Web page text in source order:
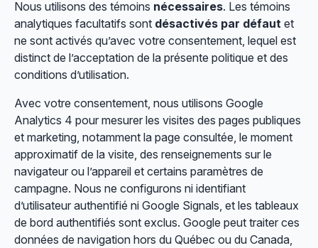
Nous utilisons des témoins nécessaires. Les témoins
analytiques facultatifs sont désactivés par défaut et
ne sont activés qu’avec votre consentement, lequel est
distinct de l’acceptation de la présente politique et des
conditions d’utilisation.
Avec votre consentement, nous utilisons Google
Analytics 4 pour mesurer les visites des pages publiques
et marketing, notamment la page consultée, le moment
approximatif de la visite, des renseignements sur le
navigateur ou l’appareil et certains paramètres de
campagne. Nous ne configurons ni identifiant
d’utilisateur authentifié ni Google Signals, et les tableaux
de bord authentifiés sont exclus. Google peut traiter ces
données de navigation hors du Québec ou du Canada,